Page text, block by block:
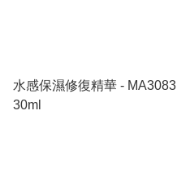
水感保濕修復精華 - MA3083
30ml